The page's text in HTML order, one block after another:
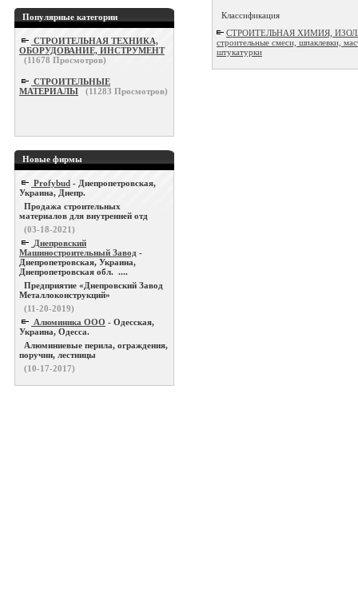
Популярные категории
СТРОИТЕЛЬНАЯ ТЕХНИКА,
ОБОРУДОВАНИЕ, ИНСТРУМЕНТ
(11678 Просмотров)
СТРОИТЕЛЬНЫЕ
МАТЕРИАЛЫ
(11283 Просмотров)
Новые фирмы
Profybud - Днепропетровская,
Украина, Днепр.
Продажа строительных
материалов для внутренней отд
(03-18-2021)
Днепровский
Машиностроительный Завод -
Днепропетровская, Украина,
Днепропетровская обл. ....
Предприятие «Днепровский Завод
Металлоконструкций»
(11-20-2019)
Алюминика ООО - Одесская,
Украина, Одесса.
Алюминиевые перила, ограждения,
поручни, лестницы
(10-17-2017)
Классификация
СТРОИТЕЛЬНАЯ ХИМИЯ,
строительные смеси, шпаклевки,
штукатурки